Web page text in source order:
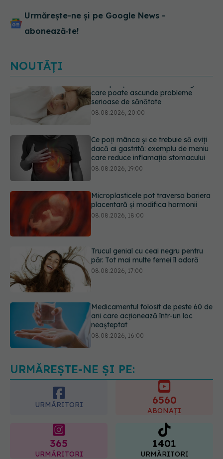
Urmărește-ne și pe Google News -
abonează‑te!
NOUTĂȚI
Ce poți mânca și ce trebuie să eviți
dacă ai gastrită: exemplu de meniu
Microplasticele pot traversa bariera
placentară și modifica hormonii
Trucul genial cu ceai negru pentru
păr. Tot mai multe femei îl adoră
Medicamentul folosit de peste 60 de
Transpirații nocturne: semnul ignorat
care poate ascunde probleme
URMĂREȘTE-NE ȘI PE:
URMĂRITORI 6560
ABONAȚI
365
URMĂRITORI
1401
URMĂRITORI